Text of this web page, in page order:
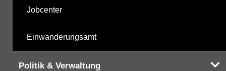
Jobcenter
Einwanderungsamt
Politik & Verwaltung